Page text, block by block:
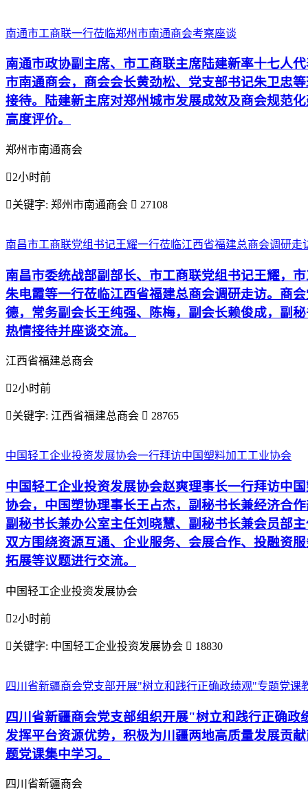
南通市工商联一行莅临郑州市南通商会考察座谈
南通市政协副主席、市工商联主席陆建新率十七人
市南通商会，商会会长黄劲松、党支部书记朱卫忠
接待。陆建新主席对郑州城市发展成效及商会规范
高度评价。
郑州市南通商会
2小时前
关键字: 郑州市南通商会  27108
南昌市工商联党组书记王耀一行莅临江西省福建总商会调研走
南昌市委统战部副部长、市工商联党组书记王耀，
朱电霞等一行莅临江西省福建总商会调研走访。商
德，常务副会长王纯强、陈梅，副会长赖俊成，副
热情接待并座谈交流。
江西省福建总商会
2小时前
关键字: 江西省福建总商会  28765
中国轻工企业投资发展协会一行拜访中国塑料加工工业协会
中国轻工企业投资发展协会赵爽理事长一行拜访中
协会，中国塑协理事长王占杰，副秘书长兼经济合
副秘书长兼办公室主任刘晓慧、副秘书长兼会员部
双方围绕资源互通、企业服务、会展合作、投融资
拓展等议题进行交流。
中国轻工企业投资发展协会
2小时前
关键字: 中国轻工企业投资发展协会  18830
四川省新疆商会党支部开展"树立和践行正确政绩观"专题党课
四川省新疆商会党支部组织开展"树立和践行正确
发挥平台资源优势，积极为川疆两地高质量发展贡
题党课集中学习。
四川省新疆商会